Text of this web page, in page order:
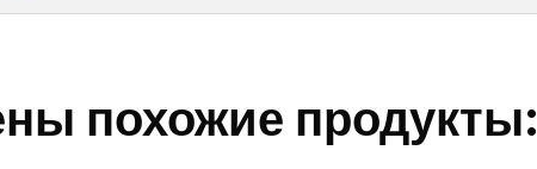
похожие продукты: